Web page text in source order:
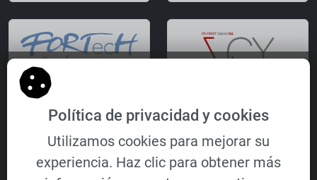
Software GmbH
Ltd.
Política de privacidad y cookies
Utilizamos cookies para mejorar su
experiencia. Haz clic para obtener más